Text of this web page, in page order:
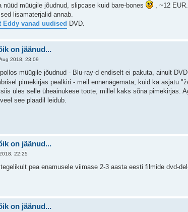
nüüd müügile jõudnud, slipcase kuid bare-bones
, ~12
lisamaterjalid annab.
Eddy vanad uudised DVD.
on jäänud...
2018, 23:09
müügile jõudnud - Blu-ray-d endiselt ei pakuta, ainult DVD.
pimekirjas pealkiri - meil ennenägemata, kuid ka asjatu
üles selle üheainukese toote, millel kaks sõna pimekirjas.
see plaadil leidub.
on jäänud...
22:25
pea enamusele viimase 2-3 aasta eesti filmide dvd-
on jäänud...